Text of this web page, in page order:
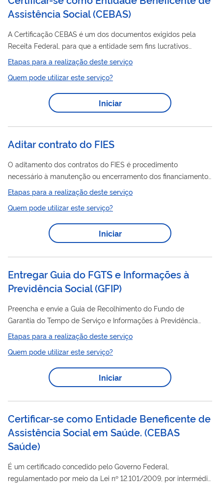
Assistência Social(CEBAS)
A Certificação CEBAS é um dos documentos exigidos pela
Receita Federal, para que a entidade sem fins lucrativos
usufrua da imunidade de contribuições à seguridade
sobre a folha de pagamento; a Contribuição
Lucro Líquido – CSLL; Contribuição para o Financiamento da
Social- COFINS; Contribuição ao PIS/PASEP.
Etapas para a realização deste serviço
Quem pode utilizar este serviço?
Iniciar
Aditar contrato do FIES
O aditamento dos contratos do FIES é procedimento
necessário à manutenção ou encerramento dos financiamentos
que se encontrem na fase de utilização e tem periodicidade
semestral.
Etapas para a realização deste serviço
Quem pode utilizar este serviço?
Iniciar
Entregar Guia do FGTS e Informações à
Previdência Social(GFIP)
Preencha e envie a Guia de Recolhimento do Fundo de
Garantia do Tempo de Serviço e Informações à Previdência
Social (GFIP) à Caixa Econômica Federal e Receita Federal,
fatos geradores de contribuições previdenciárias e valores
devidos ao INSS, bem como as remunerações dos
trabalhadores e valor a ser recolhido ao FGTS. Prazo: O prazo
Garantia do Tempo de Serviço e Informações à...
Etapas para a realização deste serviço
Quem pode utilizar este serviço?
Iniciar
Certificar-se como Entidade Beneficente de
Assistência Social em Saúde. (CEBAS
Saúde)
É um certificado concedido pelo Governo Federal,
regulamentado por meio da Lei nº 12.101/2009, por intermédio